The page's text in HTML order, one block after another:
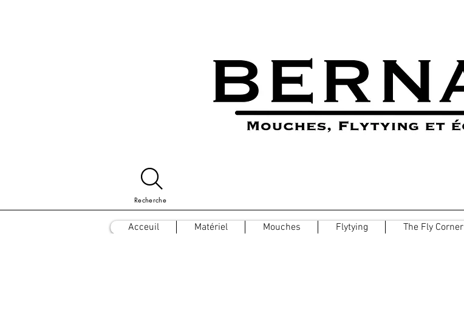
Recherche
Acceuil Matériel Mouches Flytying The Fly Corner